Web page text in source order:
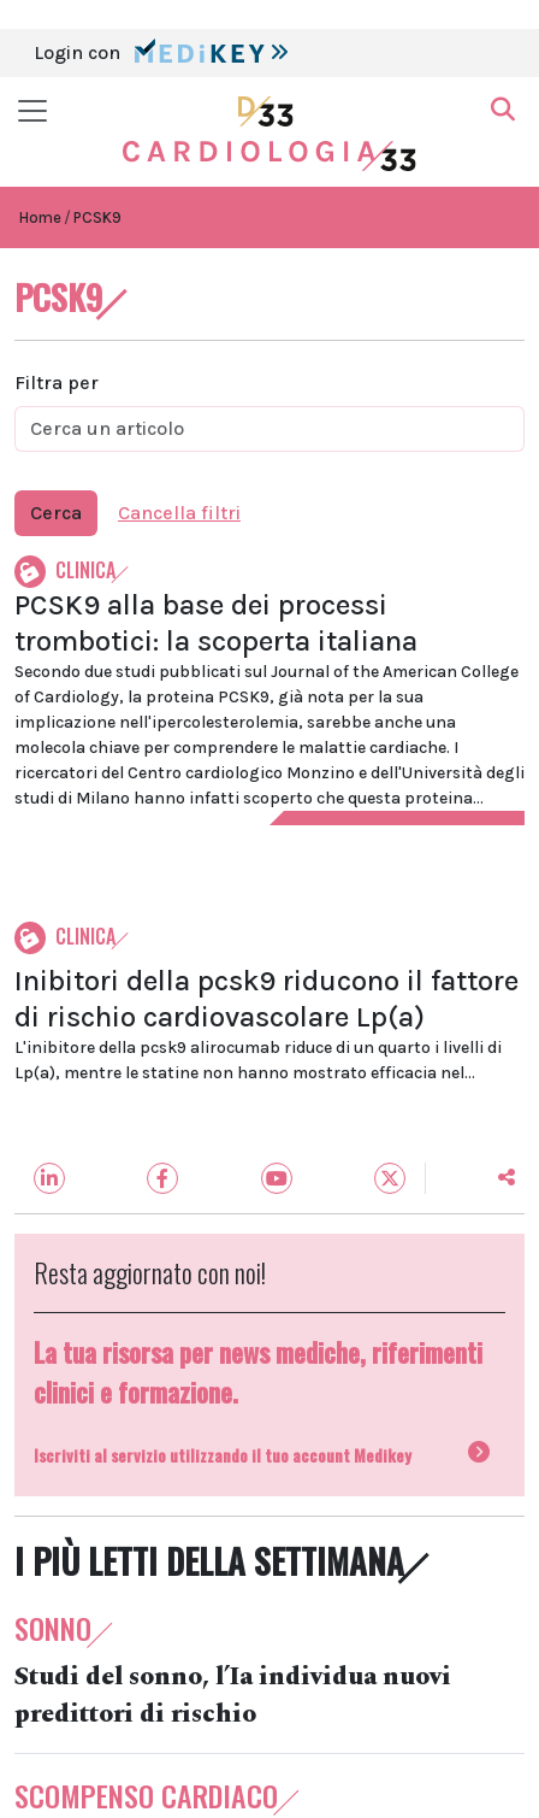
Login con
Home PCSK9
PCSK9
Filtra per
Cerca Cancella filtri
CLINICA
PCSK9 alla base dei processi
trombotici: la scoperta italiana
Secondo due studi pubblicati sul Journal of the American College
of Cardiology, la proteina PCSK9, già nota per la sua
implicazione nell'ipercolesterolemia, sarebbe anche una
molecola chiave per comprendere le malattie cardiache. I
ricercatori del Centro cardiologico Monzino e dell'Università degli
studi di Milano hanno infatti scoperto che questa proteina...
CLINICA
Inibitori della pcsk9 riducono il fattore
di rischio cardiovascolare Lp(a)
L'inibitore della pcsk9 alirocumab riduce di un quarto i livelli di
Lp(a), mentre le statine non hanno mostrato efficacia nel...
Resta aggiornato con noi!
La tua risorsa per news mediche, riferimenti
clinici e formazione.
Iscriviti al servizio utilizzando il tuo account Medikey
I PIÙ LETTI DELLA SETTIMANA
SONNO
Studi del sonno, l’Ia individua nuovi
predittori di rischio
SCOMPENSO CARDIACO